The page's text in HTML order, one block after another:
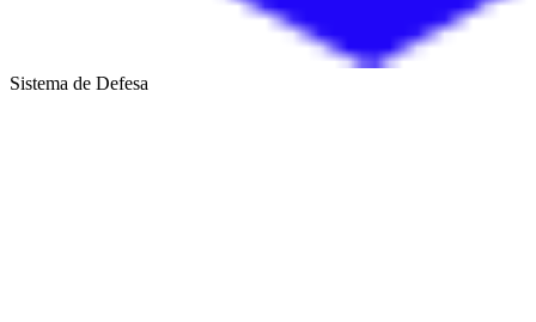
Sistema de Defesa